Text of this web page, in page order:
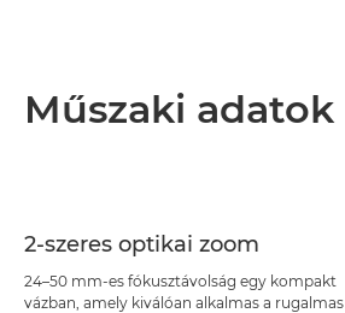
Műszaki adatok
2-szeres optikai zoom
24–50 mm-es fókusztávolság egy kompakt
vázban, amely kiválóan alkalmas a rugalmas